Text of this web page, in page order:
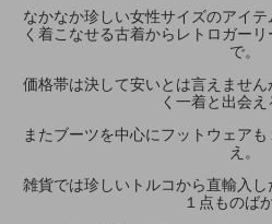
なかなか珍しい女性サイズのアイ
く着こなせる古着からレトロガー
で。
価格帯は決して安いとは言えませ
く一着と出会え
またブーツを中心にフットウェア
え。
雑貨では珍しいトルコから直輸入
１点ものば